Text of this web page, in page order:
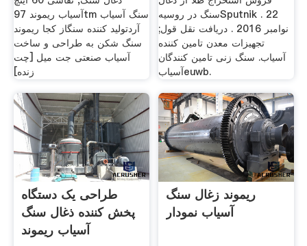
آسیاب ریموند 97tm سنگ آسیاب
آردتولید کننده سنگاز کجا ریموند
سنگ شکن به طراحی و ساخت
آسیاب صنعتی جت میل [چت
زنده]
سنگ در روسیهSputnik . 22
نوامبر 2016 . دریافت نقل قول;
تجهیزات معدن تامین کننده
آسیاب. سنگ زنی تامین کنندگان
آسیابeuwb.
طراحی یک دستگاه
پخش کننده ذغال سنگ
آسیاب ریموند
ریموند زغال سنگ
آسیاب نمودار